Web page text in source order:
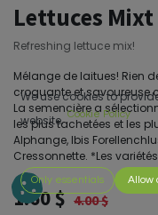
Lettuces
Refreshing lettuce mix!
Mélange de laitues! Rien
croquante et savoureuse
La semencière a
les plus tachetées et les
Alphange, Ibis
Cressonnette. *Les
1.60$ 4.00$
We use cookies to
website. Cookie Policy
Only essentials Allow